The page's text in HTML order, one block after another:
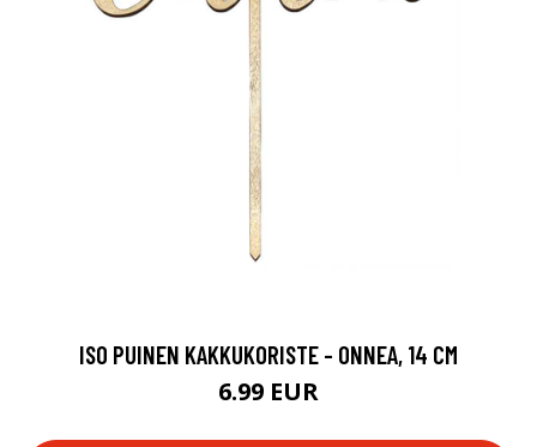
ISO PUINEN KAKKUKORISTE - ONNEA, 14 CM
6.99 EUR